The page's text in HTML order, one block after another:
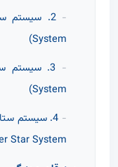
System)
System)
Star System)